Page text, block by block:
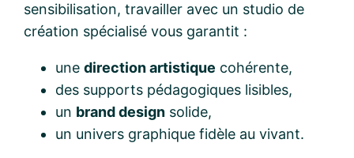
sensibilisation, travailler avec un studio de
création spécialisé vous garantit :
unedirection artistique cohérente,
des supports pédagogiques lisibles,
un brand design solide,
un univers graphique fidèle au vivant.